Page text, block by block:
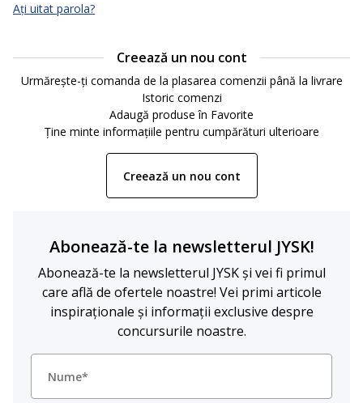
Ați uitat parola?
Creează un nou cont
Urmărește-ți comanda de la plasarea comenzii până la livrare
Istoric comenzi
Adaugă produse în Favorite
Ține minte informațiile pentru cumpărături ulterioare
Creează un nou cont
Abonează-te la newsletterul JYSK!
Abonează-te la newsletterul JYSK și vei fi primul
care află de ofertele noastre! Vei primi articole
inspiraționale și informații exclusive despre
concursurile noastre.